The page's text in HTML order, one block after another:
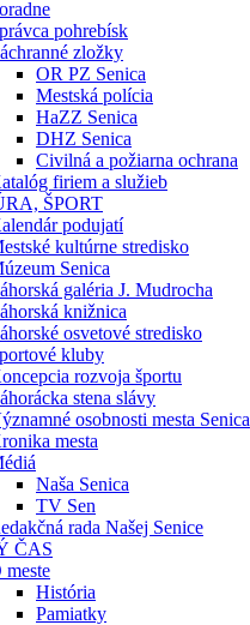
pohrebísk
zložky
OR PZ Senica
Mestská polícia
HaZZ Senica
DHZ Senica
Civilná a požiarna ochrana
firiem a služieb
ŠPORT
podujatí
kultúrne stredisko
Senica
galéria J. Mudrocha
knižnica
osvetové stredisko
kluby
rozvoja športu
stena slávy
osobnosti mesta Senica
mesta
Naša Senica
TV Sen
rada Našej Senice
ČAS
meste
História
Pamiatky